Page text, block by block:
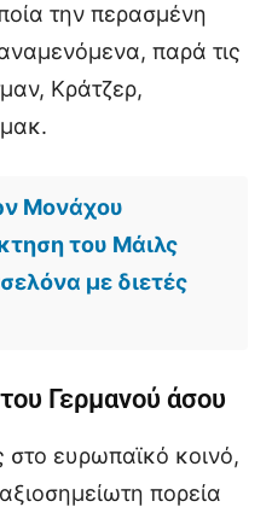
την περασμένη
παρά τις
Κράτζερ,
Μονάχου
του Μάιλς
με διετές
Γερμανού άσου
στο ευρωπαϊκό κοινό,
πορεία